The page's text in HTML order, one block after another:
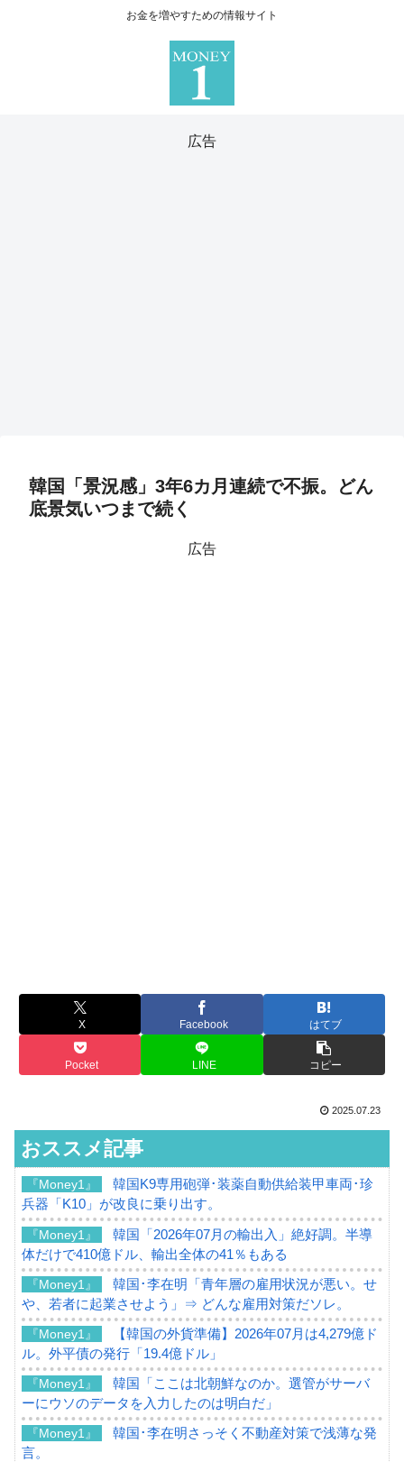
お金を増やすための情報サイト
広告
韓国「景況感」3年6カ月連続で不振。どん
底景気いつまで続く
広告
X Facebook はてブ
Pocket LINE コピー
2025.07.23
おススメ記事
『Money1』
韓国K9専用砲弾･装薬自動供給装甲車両･珍
兵器「K10」が改良に乗り出す。
『Money1』
韓国「2026年07月の輸出入」絶好調。半導
体だけで410億ドル、輸出全体の41％もある
『Money1』
韓国･李在明「青年層の雇用状況が悪い。せ
や、若者に起業させよう」⇒ どんな雇用対策だソレ。
『Money1』
【韓国の外貨準備】2026年07月は4,279億ド
ル。外平債の発行「19.4億ドル」
『Money1』
韓国「ここは北朝鮮なのか。選管がサーバ
ーにウソのデータを入力したのは明白だ」
『Money1』
韓国･李在明さっそく不動産対策で浅薄な発
言。